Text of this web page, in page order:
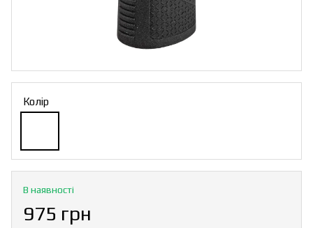
Колір
В наявності
975 грн